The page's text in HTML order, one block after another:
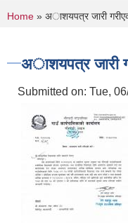
You are here
Home » अाशयपत्र जारी
अाशयपत्र जारी
Submitted on: Tue,